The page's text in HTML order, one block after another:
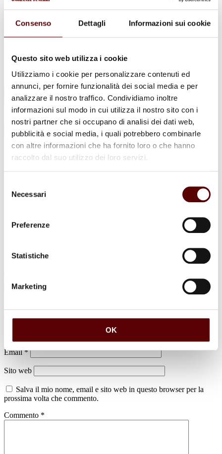
Consenso Dettagli Informazioni sui cookie
Questo sito web utilizza i cookie
Utilizziamo i cookie per personalizzare contenuti ed
annunci, per fornire funzionalità dei social media e per
analizzare il nostro traffico. Condividiamo inoltre
informazioni sul modo in cui utilizza il nostro sito con i
nostri partner che si occupano di analisi dei dati web,
pubblicità e social media, i quali potrebbero combinarle
con altre informazioni che ha fornito loro o che hanno
raccolto dal suo utilizzo dei loro servizi.
delNecessari
Preferenze
Statistiche
Marketing
OK
Lapidi, Lastre tombali e Monumenti Funerari
Urne Cinerarie
Allestimento Funebre
In caso di decesso
News
Info e Contatti
Cerca
per:
Carlo Minelli
30 Aprile 1954 - 28 Dicembre 2025
Condividi
Lascia un commento
Il tuo indirizzo email non sarà pubblicato. I campi obbligatori sono
contrassegnati*
Email*
Sito web
Salva il mio nome, email e sito web in questo browser per la
prossima volta che commento.
Commento *